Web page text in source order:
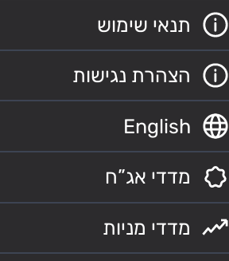
תנאי שימוש
הצהרת נגישות
English
מדדי אג”ח
מדדי מניות